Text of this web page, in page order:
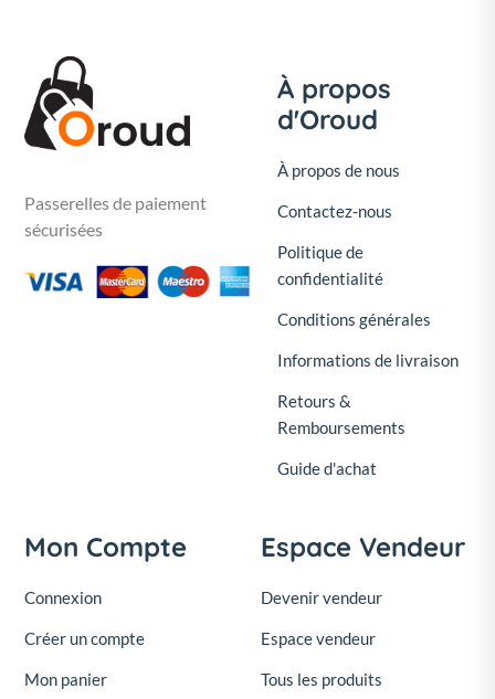
Passerelles de paiement
sécurisées
À propos
d'Oroud
À propos de nous
Contactez-nous
Politique de
confidentialité
Conditions générales
Informations de livraison
Retours &
Remboursements
Guide d'achat
Mon Compte
Connexion
Créer un compte
Mon panier
Espace Vendeur
Devenir vendeur
Espace vendeur
Tous les produits